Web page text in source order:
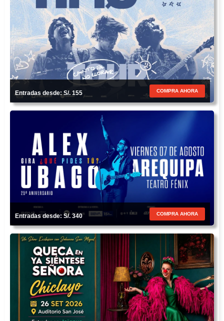
Entradas desde: S/. 155 COMPRA AHORA
Entradas desde: S/. 340 COMPRA AHORA